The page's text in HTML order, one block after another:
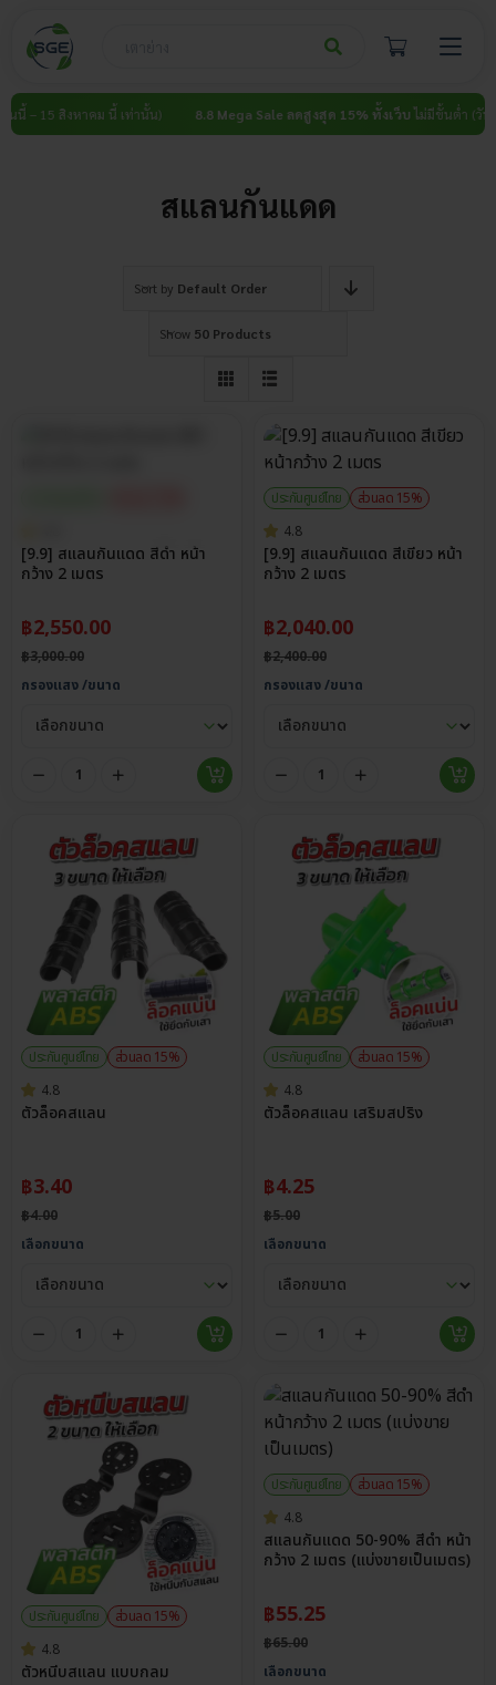
content
15 สิงหาคม นี้ เท่านั้น) 8.8 Mega Sale ลดสูงสุด 15% ทั้งเว็บไม่มีขั้นต่ำ (วันนี้ –
สแลนกันแดด
Sort by Default Order
Show 50 Products
[9.9] สแลนกันแดด สีดำ หน้า
กว้าง 2 เมตร
฿2,550.00
฿3,000.00
กรองแสง /ขนาด
ประกันศูนย์ไทย
ส่วนลด 15%
4.8
[9.9] สแลนกันแดด สีเขียว หน้า
กว้าง 2 เมตร
฿2,040.00
฿2,400.00
กรองแสง /ขนาด
ประกันศูนย์ไทย
ส่วนลด 15%
4.8
ตัวล็อคสแลน
฿3.40
฿4.00
เลือกขนาด
ประกันศูนย์ไทย
ส่วนลด 15%
4.8
ตัวล็อคสแลน เสริมสปริง
฿4.25
฿5.00
เลือกขนาด
ประกันศูนย์ไทย
ส่วนลด 15%
4.8
ตัวหนีบสแลน แบบกลม
ประกันศูนย์ไทย
ส่วนลด 15%
4.8
สแลนกันแดด 50-90% สีดำ หน้า
กว้าง 2 เมตร (แบ่งขายเป็นเมตร)
฿55.25
฿65.00
เลือกขนาด